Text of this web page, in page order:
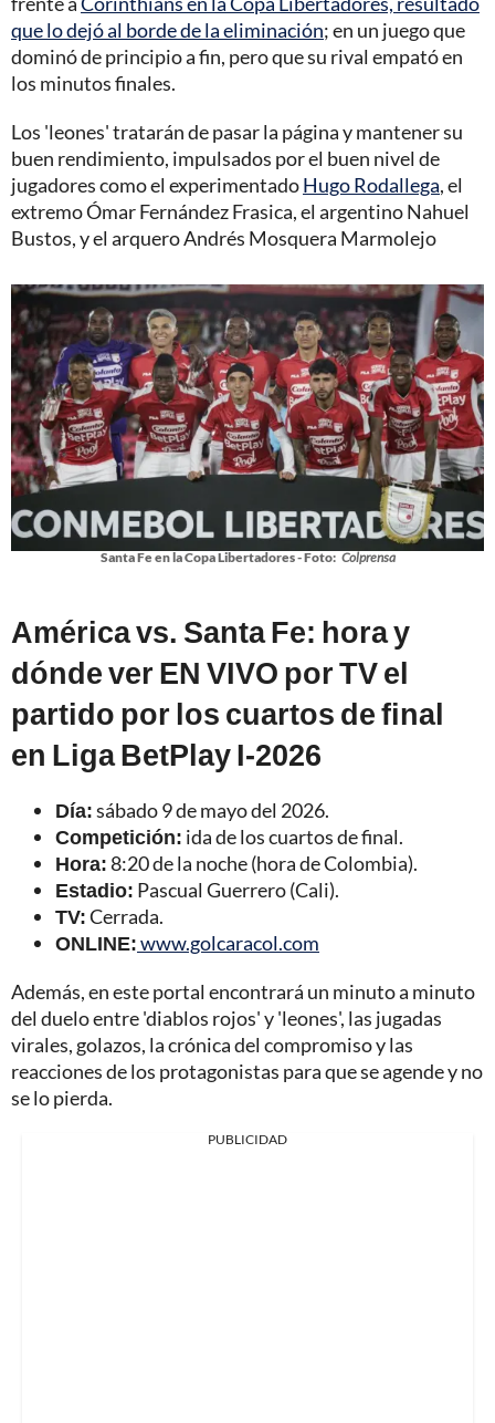
que lo dejó al borde de la eliminación; en un juego que
dominó de principio a fin, pero que su rival empató en
los minutos finales.
Los 'leones' tratarán de pasar la página y mantener su
buen rendimiento, impulsados por el buen nivel de
jugadores como el experimentadoHugo Rodallega, el
extremo Ómar Fernández Frasica, el argentino Nahuel
Bustos, y el arquero Andrés Mosquera Marmolejo
Santa Fe en la Copa Libertadores - Foto: Colprensa
América vs. Santa Fe: hora y
dónde ver EN VIVO por TV el
partido por los cuartos de final
en Liga BetPlay I-2026
Día:sábado 9 de mayo del 2026.
Competición: ida de los cuartos de final.
Hora:8:20 de la noche (hora de Colombia).
Estadio: Pascual Guerrero (Cali).
TV:Cerrada.
ONLINE:www.golcaracol.com
Además, en este portal encontrará un minuto a minuto
del duelo entre 'diablos rojos' y 'leones', las jugadas
virales, golazos, la crónica del compromiso y las
reacciones de los protagonistas para que se agende y no
se lo pierda.
PUBLICIDAD